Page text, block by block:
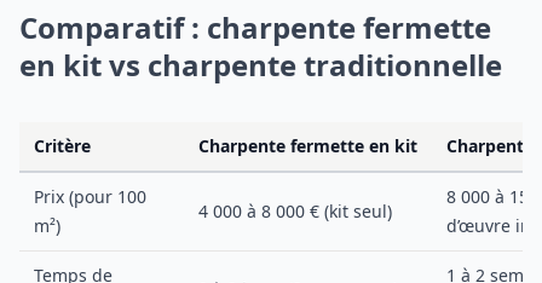
Comparatif : charpente fermette
en kit vs charpente traditionnelle
Critère Charpente fermette en kit
Prix (pour 100
m²)
4 000 à 8 000 € (kit seul)
8 000 à 15
d’œuvre
Temps de
1 à 2